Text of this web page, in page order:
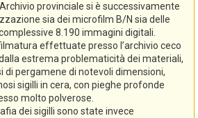
provinciale si è successivamente
sia dei microfilm B/N sia delle
8.190 immagini digitali.
effettuate presso l’archivio ceco
estrema problematicità dei materiali,
di pergamene di notevoli dimensioni,
sigilli in cera, con pieghe profonde
molto polverose.
dei sigilli sono state invece